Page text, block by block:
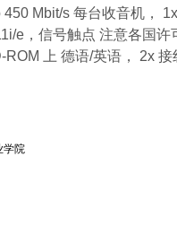
Mbit/s 每台收音机，
e，信号触点 注意各国
上 德语/英语， 2x
学院